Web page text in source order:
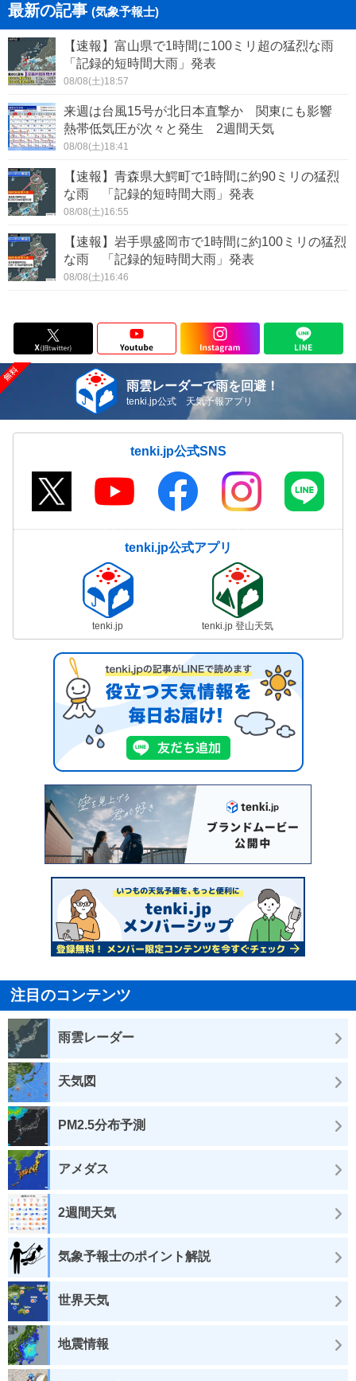
最新の記事 (気象予報士)
【速報】富山県で1時間に100ミリ超の猛烈な雨
「記録的短時間大雨」発表
08/08(土)18:57
来週は台風15号が北日本直撃か 関東にも影響
熱帯低気圧が次々と発生 2週間天気
08/08(土)18:41
【速報】青森県大鰐町で1時間に約90ミリの猛烈
な雨 「記録的短時間大雨」発表
08/08(土)16:55
【速報】岩手県盛岡市で1時間に約100ミリの猛烈
な雨 「記録的短時間大雨」発表
08/08(土)16:46
雨雲レーダーで雨を回避！
tenki.jp公式 天気予報アプリ
tenki.jp公式SNS
tenki.jp公式アプリ
tenki.jp tenki.jp 登山天気
注目のコンテンツ
雨雲レーダー
天気図
PM2.5分布予測
アメダス
2週間天気
気象予報士のポイント解説
世界天気
地震情報